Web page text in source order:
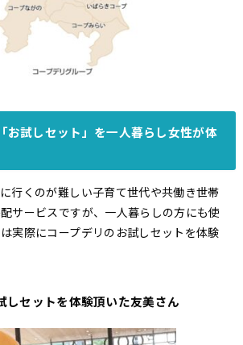
お試しセット」を一人暮らし女性が体
行くのが難しい子育て世代や共働き世帯
サービスですが、一人暮らしの方にも使
実際にコープデリのお試しセットを体験
しセットを体験頂いた友美さん